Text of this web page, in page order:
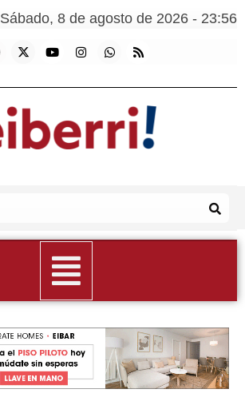
Sábado, 8 de agosto de 2026 - 23:56